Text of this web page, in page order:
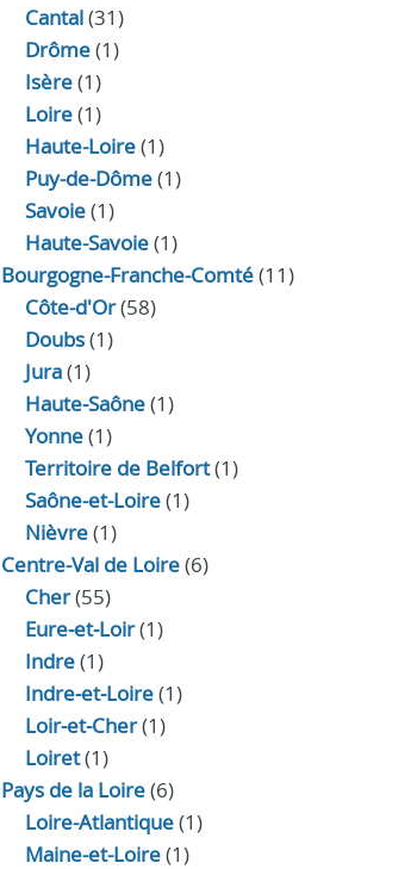
Cantal(31)
Drôme(1)
Isère(1)
Loire(1)
Haute-Loire(1)
Puy-de-Dôme(1)
Savoie(1)
Haute-Savoie(1)
Bourgogne-Franche-Comté(11)
Côte-d'Or(58)
Doubs(1)
Jura(1)
Haute‑Saône(1)
Yonne(1)
Territoire de Belfort(1)
Saône-et-Loire(1)
Nièvre(1)
Centre-Val de Loire(6)
Cher(55)
Eure‑et‑Loir(1)
Indre(1)
Indre‑et‑Loire(1)
Loir‑et‑Cher(1)
Loiret(1)
Pays de la Loire(6)
Loire-Atlantique(1)
Maine-et-Loire(1)